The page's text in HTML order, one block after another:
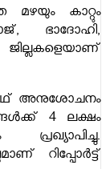
കാറ്റും
ഭാദോഹി,
അനുശോചനം
4 ലക്ഷം
റിപ്പോർട്ട്